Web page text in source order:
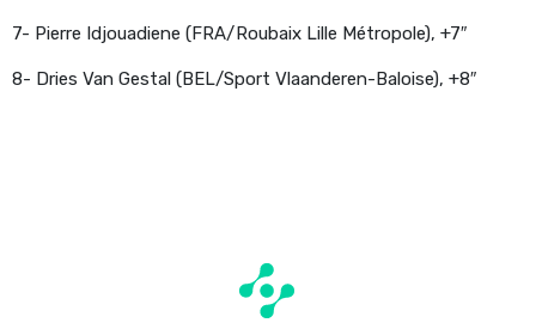
7- Pierre Idjouadiene (FRA/Roubaix Lille Métropole), +7″
8- Dries Van Gestal (BEL/Sport Vlaanderen-Baloise), +8″